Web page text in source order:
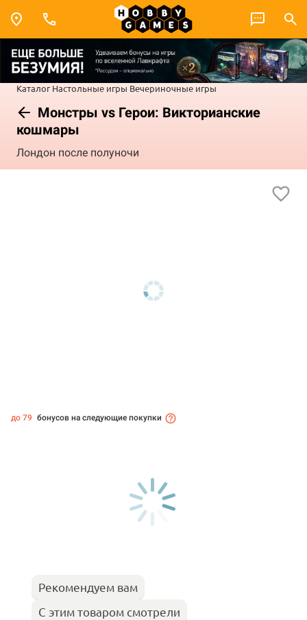
Каталог Настольные игры Вечериночные игры
Монстры vs Герои: Викторианские
кошмары
Лондон после полуночи
до 79 бонусов на следующие покупки
Рекомендуем вам
С этим товаром смотрели